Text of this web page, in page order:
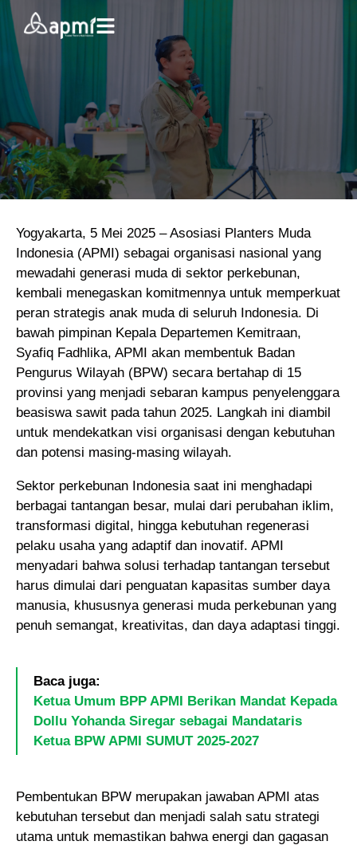
Yogyakarta, 5 Mei 2025 – Asosiasi Planters Muda
Indonesia (APMI) sebagai organisasi nasional yang
mewadahi generasi muda di sektor perkebunan,
kembali menegaskan komitmennya untuk memperkuat
peran strategis anak muda di seluruh Indonesia. Di
bawah pimpinan Kepala Departemen Kemitraan,
Syafiq Fadhlika, APMI akan membentuk Badan
Pengurus Wilayah (BPW) secara bertahap di 15
provinsi yang menjadi sebaran kampus penyelenggara
beasiswa sawit pada tahun 2025. Langkah ini diambil
untuk mendekatkan visi organisasi dengan kebutuhan
dan potensi masing-masing wilayah.
Sektor perkebunan Indonesia saat ini menghadapi
berbagai tantangan besar, mulai dari perubahan iklim,
transformasi digital, hingga kebutuhan regenerasi
pelaku usaha yang adaptif dan inovatif. APMI
menyadari bahwa solusi terhadap tantangan tersebut
harus dimulai dari penguatan kapasitas sumber daya
manusia, khususnya generasi muda perkebunan yang
penuh semangat, kreativitas, dan daya adaptasi tinggi.
Baca juga:
Ketua Umum BPP APMI Berikan Mandat Kepada
Dollu Yohanda Siregar sebagai Mandataris
Ketua BPW APMI SUMUT 2025-2027
Pembentukan BPW merupakan jawaban APMI atas
kebutuhan tersebut dan menjadi salah satu strategi
utama untuk memastikan bahwa energi dan gagasan